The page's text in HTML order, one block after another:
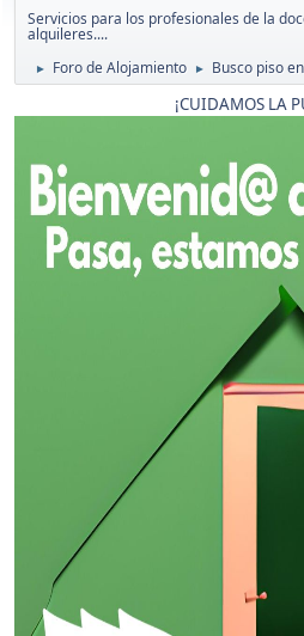
Servicios para los profesionales de la
alquileres....
► Foro de Alojamiento ► Busco piso en
¡CUIDAMOS LA